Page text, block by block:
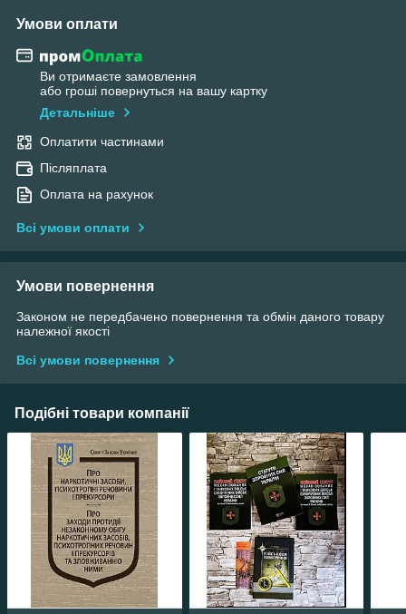
Умови оплати
Ви отримаєте замовлення
або гроші повернуться на вашу картку
Детальніше
Оплатити частинами
Післяплата
Оплата на рахунок
Всі умови оплати
Умови повернення
Законом не передбачено повернення та обмін даного товару
належної якості
Всі умови повернення
Подібні товари компанії